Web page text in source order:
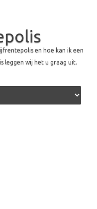
en hoe kan ik een
leggen wij het u graag uit.